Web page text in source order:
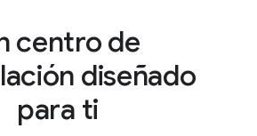
centro de
diseñado
para ti